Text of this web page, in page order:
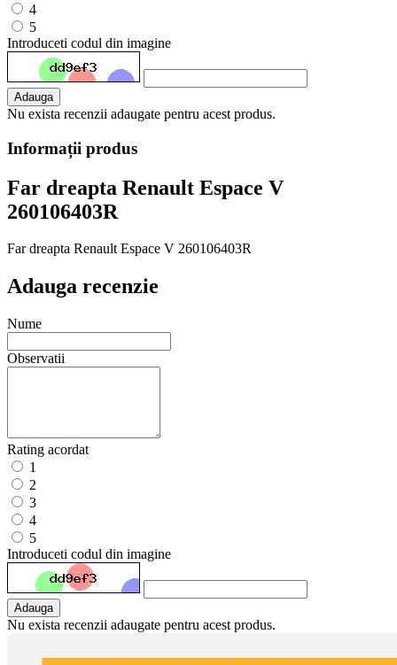
4
5
Introduceti codul din imagine
Adauga
Nu exista recenzii adaugate pentru acest produs.
Informații produs
Far dreapta Renault Espace V
260106403R
Far dreapta Renault Espace V 260106403R
Adauga recenzie
Nume
Observatii
Rating acordat
1
2
3
4
5
Introduceti codul din imagine
Adauga
Nu exista recenzii adaugate pentru acest produs.